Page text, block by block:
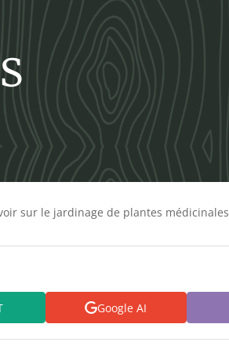
sur le jardinage de plantes médicinales
Google AI